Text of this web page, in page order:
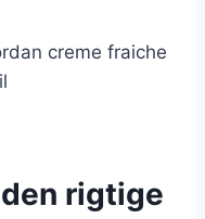
creme fraiche
rigtige